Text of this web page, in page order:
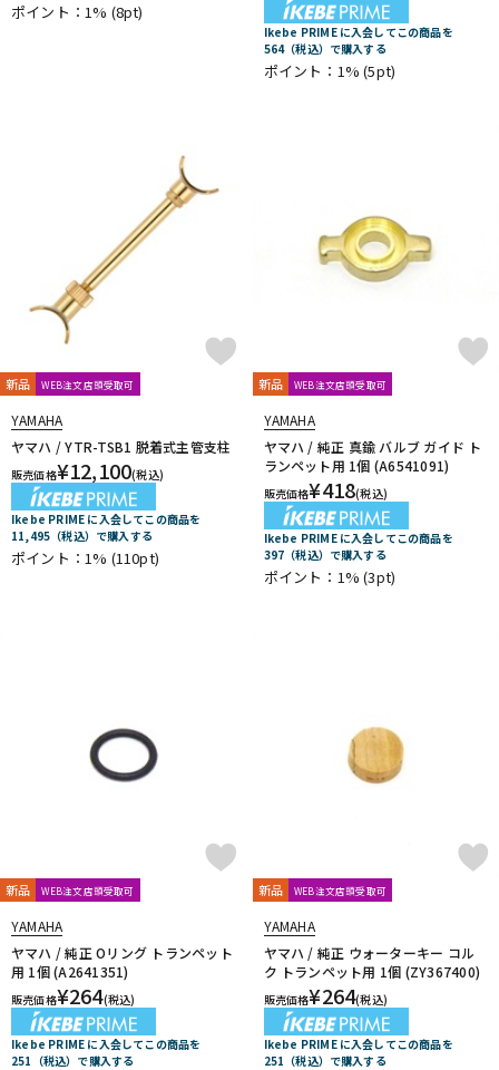
ポイント：1% (8pt)
Ikebe PRIME に入会してこの商品を
564（税込）で購入する
ポイント：1%(5pt)
新品 WEB注文店頭受取可
YAMAHA
ヤマハ / YTR-TSB1 脱着式主管支柱
販売価格¥12,100(税込)
Ikebe PRIME に入会してこの商品を
11,495（税込）で購入する
ポイント：1% (110pt)
新品 WEB注文店頭受取可
YAMAHA
ヤマハ / 純正 真鍮 バルブ ガイド ト
ランペット用 1個 (A6541091)
販売価格¥418(税込)
Ikebe PRIME に入会してこの商品を
397（税込）で購入する
ポイント：1%(3pt)
新品 WEB注文店頭受取可
YAMAHA
ヤマハ / 純正 Oリング トランペット
用 1個 (A2641351)
販売価格¥264(税込)
Ikebe PRIME に入会してこの商品を
251（税込）で購入する
新品 WEB注文店頭受取可
YAMAHA
ヤマハ / 純正 ウォーターキー コル
ク トランペット用 1個 (ZY367400)
販売価格¥264(税込)
Ikebe PRIME に入会してこの商品を
251（税込）で購入する